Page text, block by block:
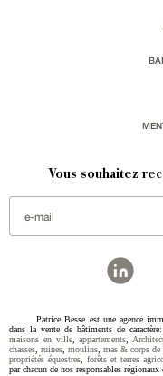
Vous souhaitez
Patrice Besse est une agence
dans la vente de bâtiments de caractère:
maisons en ville,appartements,
chasses, ruines, moulins, mas & corps de
propriétés équestres, forêts et terres
par chacun de nos responsables